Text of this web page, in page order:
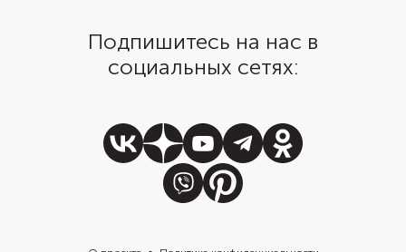
Подпишитесь на нас в
социальных сетях: